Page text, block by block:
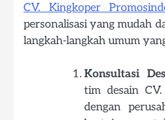
CV. Kingkoper
personalisasi yang mudah
langkah-langkah umum
Konsultasi
tim desain
dengan